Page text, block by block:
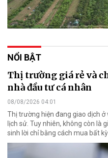
NỔI BẬT
Thị trường giá rẻ và
nhà đầu tư cá nhân
08/08/2026 04:01
Thị trường hiện đang giao dịch
lịch sử. Tuy nhiên, không còn là
sinh lời chỉ bằng cách mua bất